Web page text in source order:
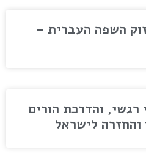
השפה העברית –
רגשי, והדרכת הורים
והחזרה לישראל